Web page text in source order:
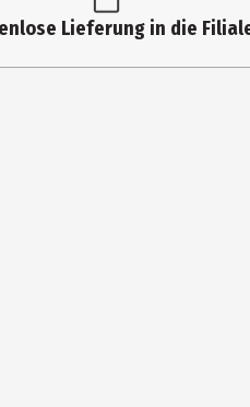
Lieferung in die